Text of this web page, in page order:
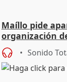
Maíllo pide
organización
Sonido